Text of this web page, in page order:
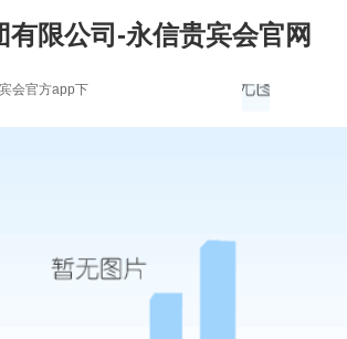
有限公司-永信贵宾会官网
会官方app下